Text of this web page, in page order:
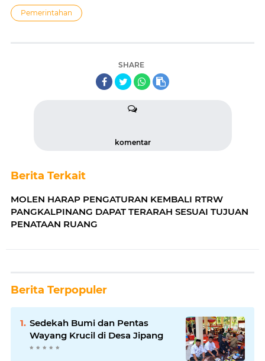
Pemerintahan
SHARE
komentar
Berita Terkait
MOLEN HARAP PENGATURAN KEMBALI RTRW
PANGKALPINANG DAPAT TERARAH SESUAI TUJUAN
PENATAAN RUANG
Berita Terpopuler
Sedekah Bumi dan Pentas
Wayang Krucil di Desa Jipang